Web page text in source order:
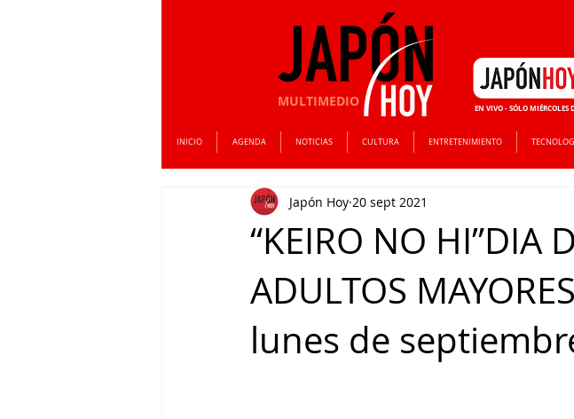
MULTIMEDIO
INICIO AGENDA NOTICIAS CULTURA ENTRETENIMIENTO
EN VIVO - SÓLO MIÉRCOLES
“KEIRO NO HI”DIA
ADULTOS
lunes de
Japón Hoy 20 sept 2021